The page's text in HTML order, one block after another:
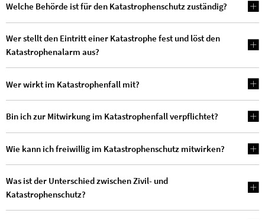
Welche Behörde ist für den Katastrophenschutz zuständig?
Wer stellt den Eintritt einer Katastrophe fest und löst den
Katastrophenalarm aus?
Wer wirkt im Katastrophenfall mit?
Bin ich zur Mitwirkung im Katastrophenfall verpflichtet?
Wie kann ich freiwillig im Katastrophenschutz mitwirken?
Was ist der Unterschied zwischen Zivil- und
Katastrophenschutz?